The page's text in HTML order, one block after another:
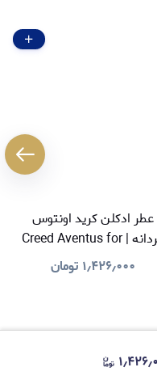
عطر ادکلن کرید اونتوس
مردانه | Creed Aventus for
Men
۱٫۴۲۶٫۰۰۰ تومان